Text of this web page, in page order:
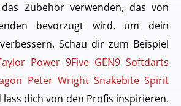
Zubehör verwenden, das von
bevorzugt wird, um dein
Schau dir zum Beispiel
Power 9Five GEN9 Softdarts
Peter Wright Snakebite Spirit
lass dich von den Profis inspirieren.